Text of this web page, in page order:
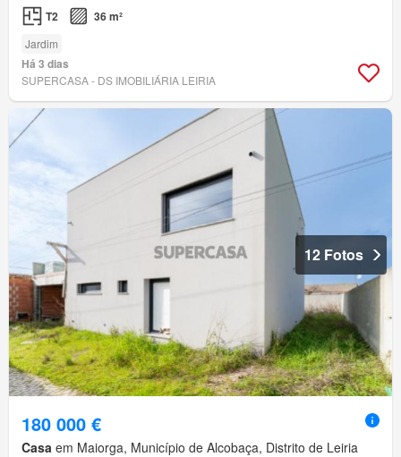
T2 36 m²
Jardim
Há 3 dias
SUPERCASA - DS IMOBILIÁRIA LEIRIA
12 Fotos
180 000 €
Casa em Maiorga, Município de Alcobaça, Distrito de Leiria